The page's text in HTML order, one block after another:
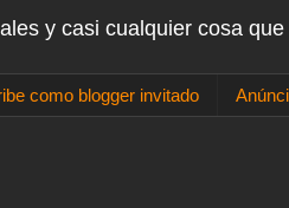
y casi cualquier cosa
como blogger invitado